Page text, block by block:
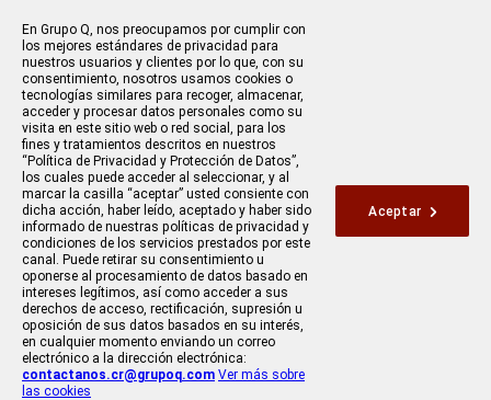
En Grupo Q, nos preocupamos por cumplir con
los mejores estándares de privacidad para
nuestros usuarios y clientes por lo que, con su
consentimiento, nosotros usamos cookies o
tecnologías similares para recoger, almacenar,
acceder y procesar datos personales como su
visita en este sitio web o red social, para los
fines y tratamientos descritos en nuestros
“Política de Privacidad y Protección de Datos”,
los cuales puede acceder al seleccionar, y al
marcar la casilla “aceptar” usted consiente con
dicha acción, haber leído, aceptado y haber sido
informado de nuestras políticas de privacidad y
condiciones de los servicios prestados por este
canal. Puede retirar su consentimiento u
oponerse al procesamiento de datos basado en
intereses legítimos, así como acceder a sus
derechos de acceso, rectificación, supresión u
oposición de sus datos basados en su interés,
en cualquier momento enviando un correo
electrónico a la dirección electrónica:
contactanos.cr@grupoq.com Ver más sobre
las cookies
Aceptar